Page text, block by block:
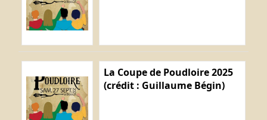
La Coupe de Poudloire 2025
(crédit : Guillaume Bégin)